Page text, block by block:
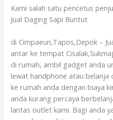
Kami salah satu pencetus
Jual Daging Sapi Buntut
di Cimpaeun,Tapos,Depok –
antar ke tempat
di rumah, ambil gadget anda
lewat handphone atau belanja
ke rumah anda dengan biaya
anda kurang percaya
lantas outlet kami. Bagi anda